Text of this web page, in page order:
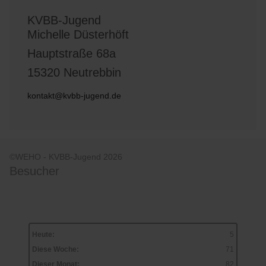
KVBB-Jugend
Michelle Düsterhöft
Hauptstraße 68a
15320 Neutrebbin
kontakt@kvbb-jugend.de
©WEHO - KVBB-Jugend 2026
Besucher
Heute:
5
Diese Woche:
71
Dieser Monat: